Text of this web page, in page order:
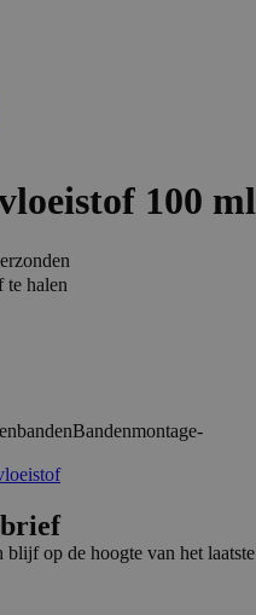
100 ml
te halen
Bandenmontage-
op de hoogte van het laatste